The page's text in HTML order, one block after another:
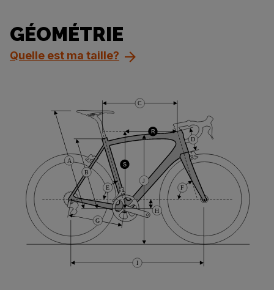
GÉOMÉTRIE
Quelle est ma taille?
I
D
B
R
A
G
C
E
S
H
J
F